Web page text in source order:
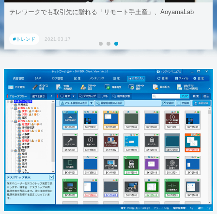
テレワークでも取引先に贈れる「リモート手土産」、AoyamaLab
#トレンド 2021.03.17